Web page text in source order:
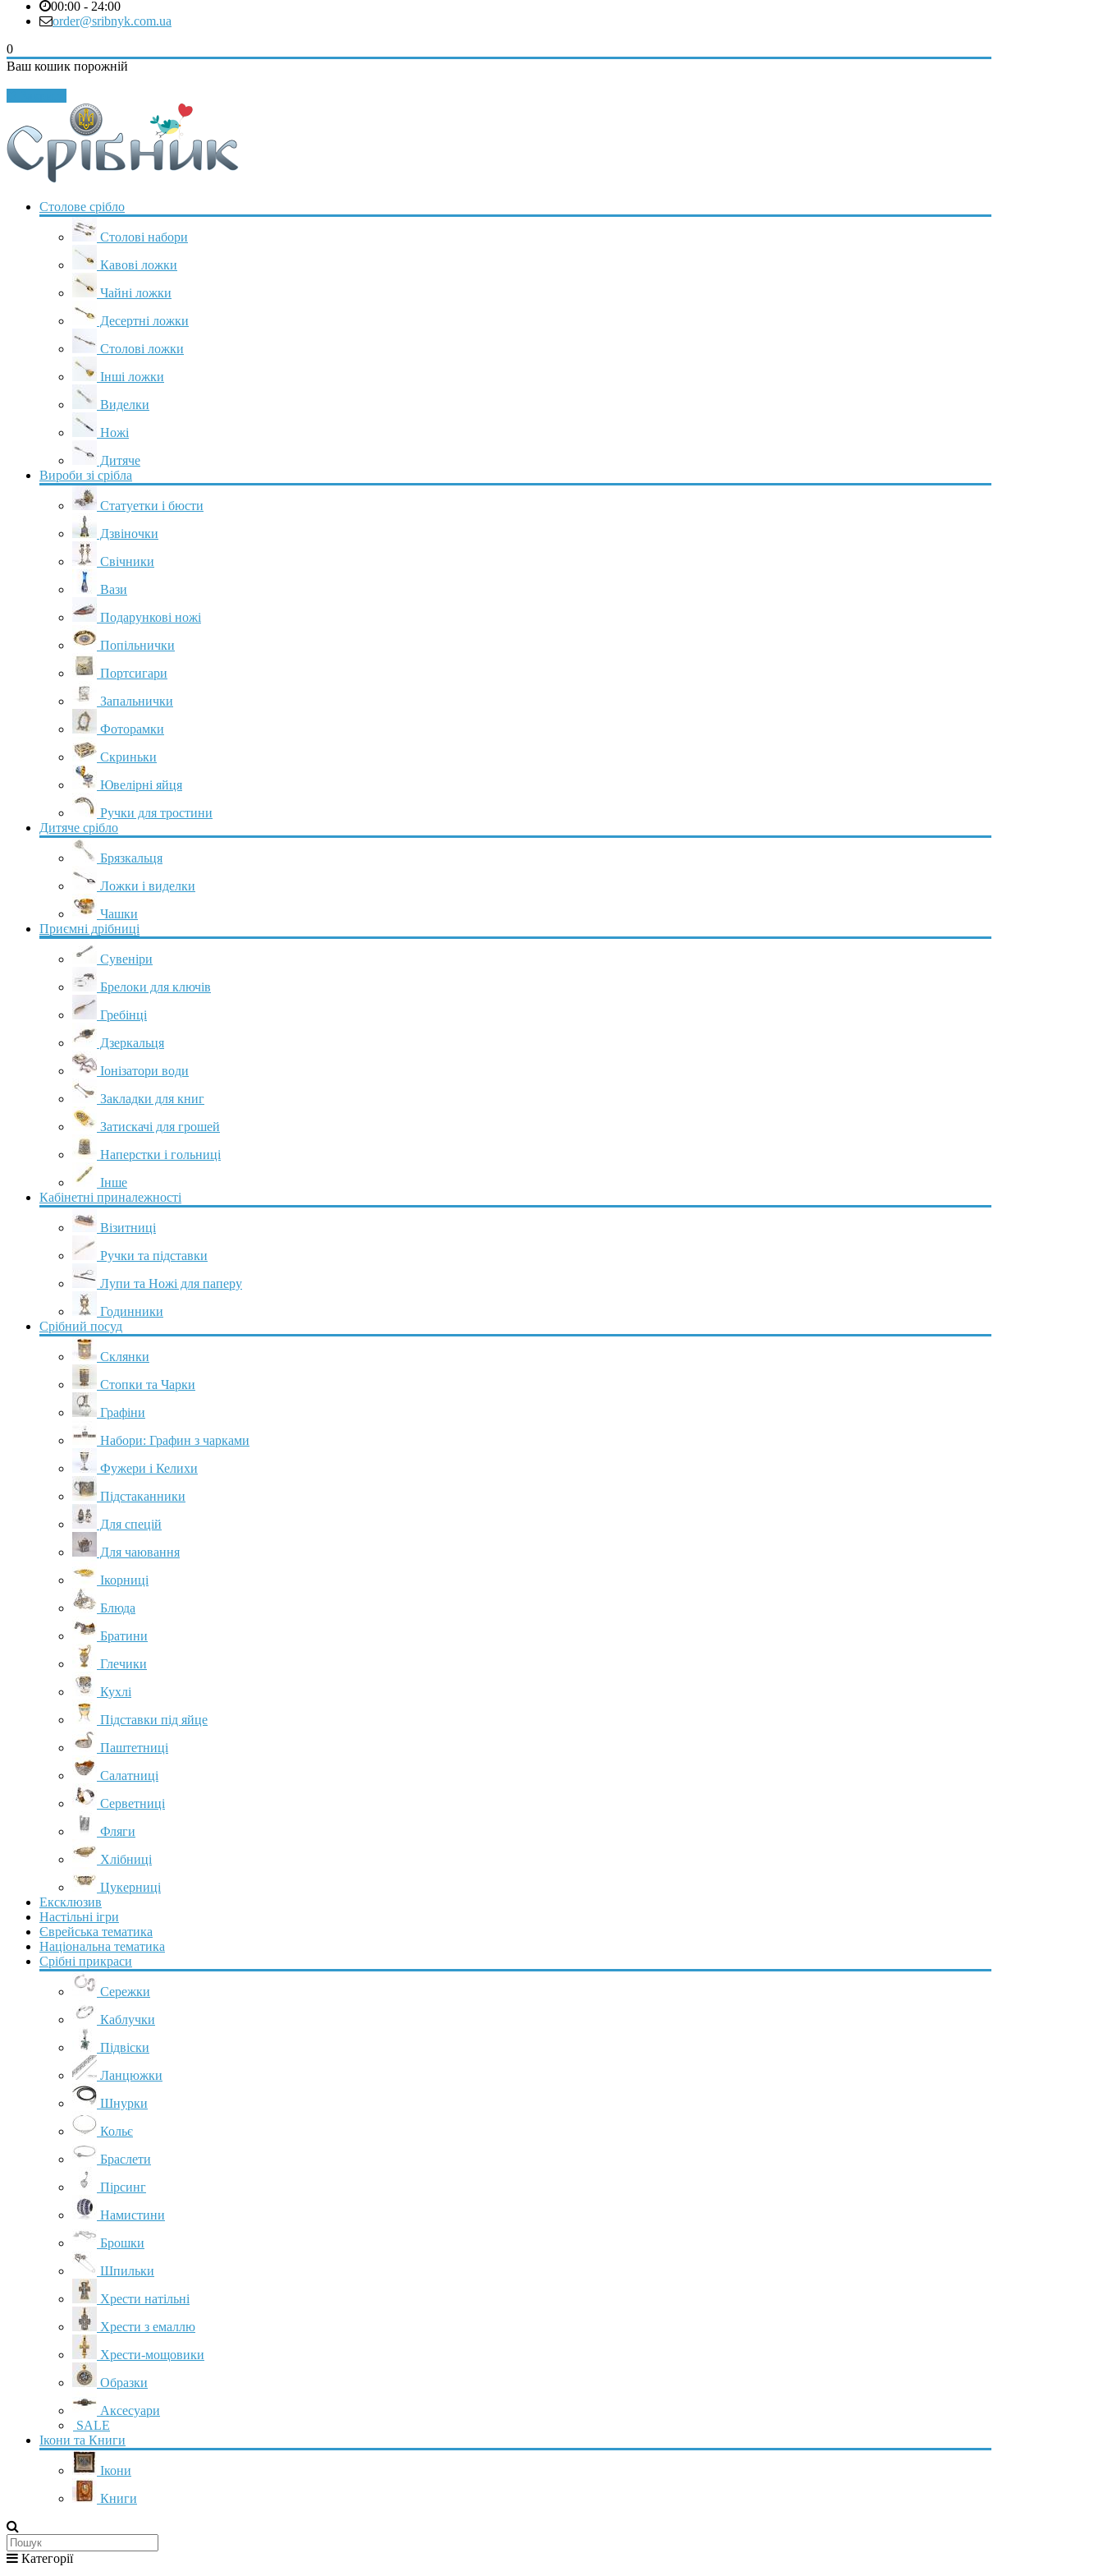
00:00 - 24:00
order@sribnyk.com.ua
0
Ваш кошик порожній
Столове срібло
Столові набори
Кавові ложки
Чайні ложки
Десертні ложки
Столові ложки
Інші ложки
Виделки
Ножі
Дитяче
Вироби зі срібла
Статуетки і бюсти
Дзвіночки
Свічники
Вази
Подарункові ножі
Попільнички
Портсигари
Запальнички
Фоторамки
Скриньки
Ювелірні яйця
Ручки для тростини
Дитяче срібло
Брязкальця
Ложки і виделки
Чашки
Приємні дрібниці
Сувеніри
Брелоки для ключів
Гребінці
Дзеркальця
Іонізатори води
Закладки для книг
Затискачі для грошей
Наперстки і гольниці
Інше
Кабінетні приналежності
Візитниці
Ручки та підставки
Лупи та Ножі для паперу
Годинники
Срібний посуд
Склянки
Стопки та Чарки
Графіни
Набори: Графин з чарками
Фужери і Келихи
Підстаканники
Для спецій
Для чаювання
Ікорниці
Блюда
Братини
Глечики
Кухлі
Підставки під яйце
Паштетниці
Салатниці
Серветниці
Фляги
Хлібниці
Цукерниці
Ексклюзив
Настільні ігри
Єврейська тематика
Національна тематика
Срібні прикраси
Сережки
Каблучки
Підвіски
Ланцюжки
Шнурки
Кольє
Браслети
Пірсинг
Намистини
Брошки
Шпильки
Хрести натільні
Хрести з емаллю
Хрести-мощовики
Образки
Аксесуари
SALE
Ікони та Книги
Ікони
Книги
Категорії